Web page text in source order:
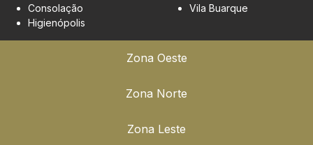
Zona Oeste
Zona Norte
Zona Leste
Consolação
Higienópolis
Vila Buarque